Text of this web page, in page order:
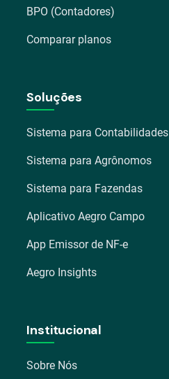
BPO (Contadores)
Comparar planos
Soluções
Sistema para Contabilidades
Sistema para Agrônomos
Sistema para Fazendas
Aplicativo Aegro Campo
App Emissor de NF-e
Aegro Insights
Institucional
Sobre Nós